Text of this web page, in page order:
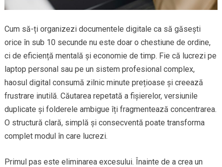
Cum să-ți organizezi documentele digitale ca să găsești
orice în sub 10 secunde nu este doar o chestiune de ordine,
ci de eficiență mentală și economie de timp. Fie că lucrezi pe
laptop personal sau pe un sistem profesional complex,
haosul digital consumă zilnic minute prețioase și creează
frustrare inutilă. Căutarea repetată a fișierelor, versiunile
duplicate și folderele ambigue îți fragmentează concentrarea.
O structură clară, simplă și consecventă poate transforma
complet modul în care lucrezi.
Primul pas este eliminarea excesului. Înainte de a crea un